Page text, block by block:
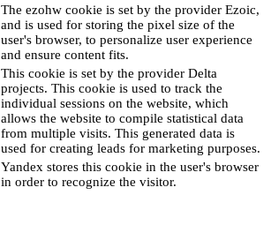
The ezohw cookie is set by the provider Ezoic,
and is used for storing the pixel size of the
user's browser, to personalize user experience
and ensure content fits.
This cookie is set by the provider Delta
projects. This cookie is used to track the
individual sessions on the website, which
allows the website to compile statistical data
from multiple visits. This generated data is
used for creating leads for marketing purposes.
Yandex stores this cookie in the user's browser
in order to recognize the visitor.